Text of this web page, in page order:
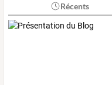
Récents